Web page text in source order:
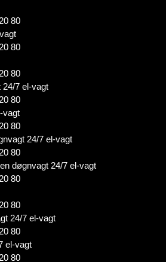
80
80
80
24/7 el-vagt
80
vagt
80
24/7 el-vagt
80
døgnvagt 24/7 el-vagt
80
80
24/7 el-vagt
80
el-vagt
80